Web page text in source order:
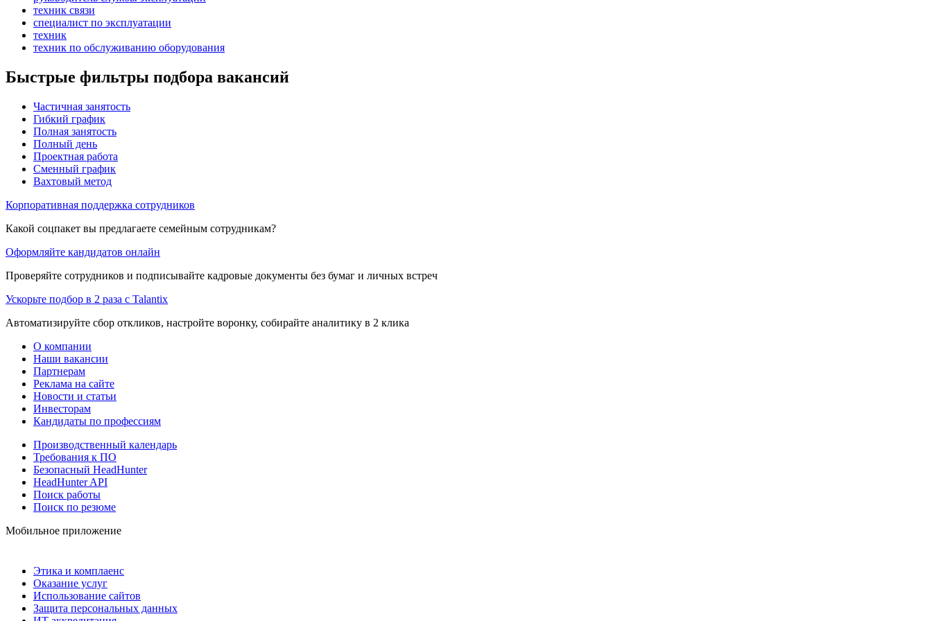
техник связи
специалист по эксплуатации
техник
техник по обслуживанию оборудования
Быстрые фильтры подбора вакансий
Частичная занятость
Гибкий график
Полная занятость
Полный день
Проектная работа
Сменный график
Вахтовый метод
Корпоративная поддержка сотрудников
Какой соцпакет вы предлагаете семейным сотрудникам?
Оформляйте кандидатов онлайн
Проверяйте сотрудников и подписывайте кадровые документы без бумаг и личных встреч
Ускорьте подбор в 2 раза с Talantix
Автоматизируйте сбор откликов, настройте воронку, собирайте аналитику в 2 клика
О компании
Наши вакансии
Партнерам
Реклама на сайте
Новости и статьи
Инвесторам
Кандидаты по профессиям
Производственный календарь
Требования к ПО
Безопасный HeadHunter
HeadHunter API
Поиск работы
Поиск по резюме
Мобильное приложение
Этика и комплаенс
Оказание услуг
Использование сайтов
Защита персональных данных